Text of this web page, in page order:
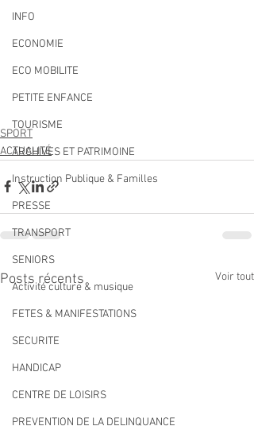
INFO
ECONOMIE
ECO MOBILITE
PETITE ENFANCE
TOURISME
ARCHIVES ET PATRIMOINE
Instruction Publique & Familles
PRESSE
TRANSPORT
SENIORS
Activité culture & musique
FETES & MANIFESTATIONS
SECURITE
HANDICAP
CENTRE DE LOISIRS
PREVENTION DE LA DELINQUANCE
SPORT
ACTUALITÉ
Posts récents Voir tout